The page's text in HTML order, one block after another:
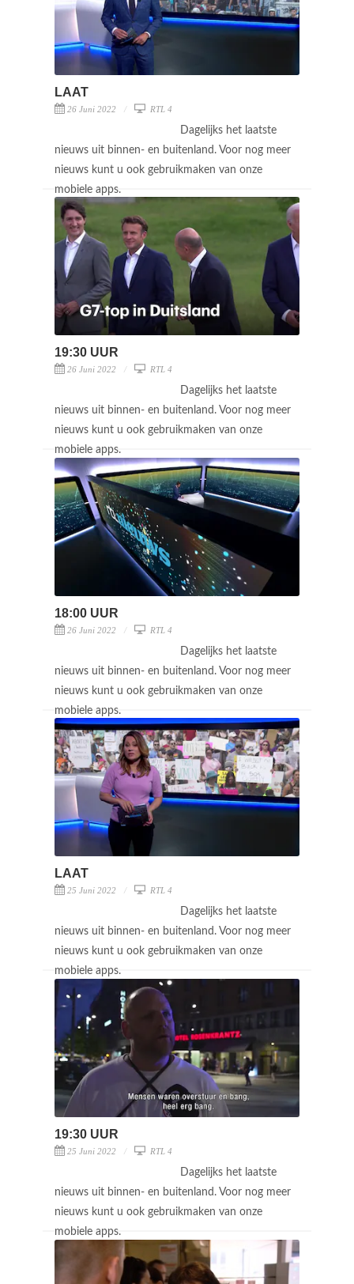
LAAT
26 Juni 2022 RTL 4
Dagelijks het laatste
nieuws uit binnen- en buitenland. Voor nog meer
nieuws kunt u ook gebruikmaken van onze
mobiele apps.
19:30 UUR
26 Juni 2022 RTL 4
Dagelijks het laatste
nieuws uit binnen- en buitenland. Voor nog meer
nieuws kunt u ook gebruikmaken van onze
mobiele apps.
18:00 UUR
26 Juni 2022 RTL 4
Dagelijks het laatste
nieuws uit binnen- en buitenland. Voor nog meer
nieuws kunt u ook gebruikmaken van onze
mobiele apps.
LAAT
25 Juni 2022 RTL 4
Dagelijks het laatste
nieuws uit binnen- en buitenland. Voor nog meer
nieuws kunt u ook gebruikmaken van onze
mobiele apps.
19:30 UUR
25 Juni 2022 RTL 4
Dagelijks het laatste
nieuws uit binnen- en buitenland. Voor nog meer
nieuws kunt u ook gebruikmaken van onze
mobiele apps.